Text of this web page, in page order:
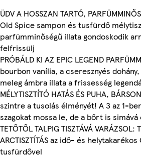
ÜDV A HOSSZAN TARTÓ,
Old Spice sampon és tusfürdő
parfümminőségű illata gondoskodik
felfrissülj
PRÓBÁLD KI AZ EPIC LEGEND
bourbon vanília, a cseresznyés
meleg ámbra illata a frissesség
MÉLYTISZTÍTÓ HATÁS ÉS PUHA,
szintre a tusolás élményét! A 3 az 1-
szagokat mossa le, de a bőrt is simává
TETŐTŐL TALPIG TISZTÁVÁ VARÁZSOL:
ARCTISZTÍTÁS az idő- és
tusfürdővel